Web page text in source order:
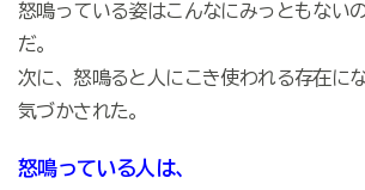
怒鳴っている姿はこんなにみっともない
だ。
次に、怒鳴ると人にこき使われる存在に
気づかされた。
怒鳴っている人は、